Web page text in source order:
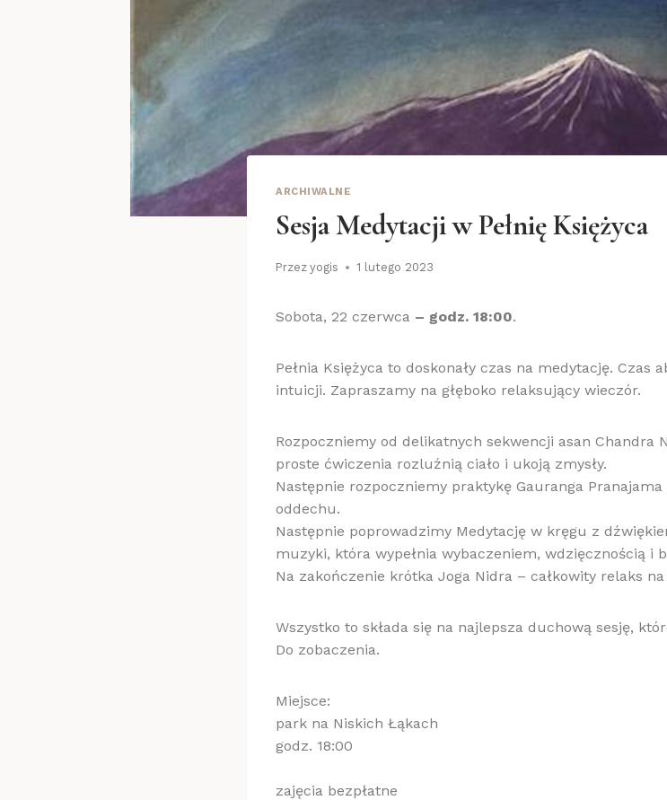
ARCHIWALNE
Sesja Medytacji w Pełnię Księżyca
Przez yogis 1 lutego 2023
Sobota, 22 czerwca – godz. 18:00.
Pełnia Księżyca to doskonały czas na medytację. Czas
intuicji. Zapraszamy na głęboko relaksujący wieczór.
Rozpoczniemy od delikatnych sekwencji asan Chandra
proste ćwiczenia rozluźnią ciało i ukoją zmysły.
Następnie rozpoczniemy praktykę Gauranga
oddechu.
Następnie poprowadzimy Medytację w kręgu z
muzyki, która wypełnia wybaczeniem, wdzięcznością i
Na zakończenie krótka Joga Nidra – całkowity relaks
Wszystko to składa się na najlepsza duchową sesję,
Do zobaczenia.
Miejsce:
park na Niskich Łąkach
godz. 18:00
zajęcia bezpłatne